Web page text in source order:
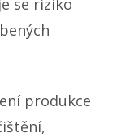
se riziko
produkce